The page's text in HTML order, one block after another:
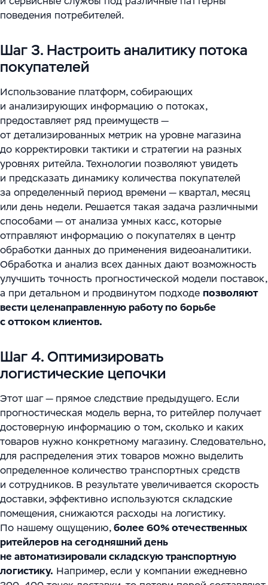
поведения потребителей.
Шаг 3. Настроить аналитику потока
покупателей
Использование платформ, собирающих
и анализирующих информацию о потоках,
предоставляет ряд преимуществ —
от детализированных метрик на уровне магазина
до корректировки тактики и стратегии на разных
уровнях ритейла. Технологии позволяют увидеть
и предсказать динамику количества покупателей
за определенный период времени — квартал, месяц
или день недели. Решается такая задача различными
способами — от анализа умных касс, которые
отправляют информацию о покупателях в центр
обработки данных до применения видеоаналитики.
Обработка и анализ всех данных дают возможность
улучшить точность прогностической модели поставок,
а при детальном и продвинутом подходе позволяют
вести целенаправленную работу по борьбе
с оттоком клиентов.
Шаг 4. Оптимизировать
логистические цепочки
Этот шаг — прямое следствие предыдущего. Если
прогностическая модель верна, то ритейлер получает
достоверную информацию о том, сколько и каких
товаров нужно конкретному магазину. Следовательно,
для распределения этих товаров можно выделить
определенное количество транспортных средств
и сотрудников. В результате увеличивается скорость
доставки, эффективно используются складские
помещения, снижаются расходы на логистику.
По нашему ощущению,более 60% отечественных
ритейлеров на сегодняшний день
не автоматизировали складскую транспортную
логистику. Например, если у компании ежедневно